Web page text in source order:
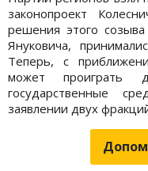
законопроект
решения этого
Януковича,
Теперь, с
может проиграть
государственные
заявлении двух